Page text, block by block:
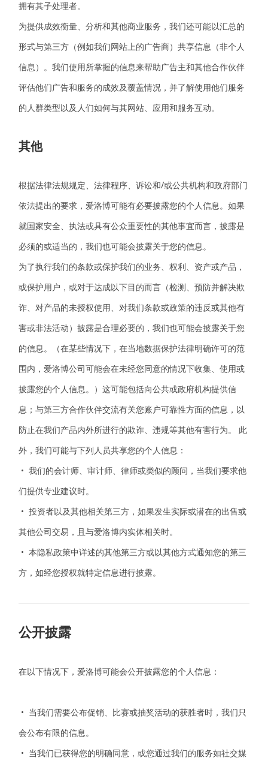
拥有其子处理者。
为提供成效衡量、分析和其他商业服务，我们还可能以汇总的
形式与第三方（例如我们网站上的广告商）共享信息（非个人
信息）。我们使用所掌握的信息来帮助广告主和其他合作伙伴
评估他们广告和服务的成效及覆盖情况，并了解使用他们服务
的人群类型以及人们如何与其网站、应用和服务互动。
其他
根据法律法规规定、法律程序、诉讼和/或公共机构和政府部门
依法提出的要求， 爱洛博可能有必要披露您的个人信息。如果
就国家安全、执法或具有公众重要性的其他事宜而言，披露是
必须的或适当的，我们也可能会披露关于您的信息。
为了执行我们的条款或保护我们的业务、权利、资产或产品，
或保护用户，或对于达成以下目的而言（检测、预防并解决欺
诈、对产品的未授权使用、对我们条款或政策的违反或其他有
害或非法活动）披露是合理必要的，我们也可能会披露关于您
的信息。（在某些情况下，在当地数据保护法律明确许可的范
围内， 爱洛博公司可能会在未经您同意的情况下收集、使用或
披露您的个人信息。）这可能包括向公共或政府机构提供信
息；与第三方合作伙伴交流有关您账户可靠性方面的信息，以
防止在我们产品内外所进行的欺诈、违规等其他有害行为。 此
外，我们可能与下列人员共享您的个人信息：
• 我们的会计师、审计师、律师或类似的顾问，当我们要求他
们提供专业建议时。
• 投资者以及其他相关第三方，如果发生实际或潜在的出售或
其他公司交易，且与爱洛博内实体相关时。
• 本隐私政策中详述的其他第三方或以其他方式通知您的第三
方，如经您授权就特定信息进行披露。
公开披露
在以下情况下， 爱洛博可能会公开披露您的个人信息：
• 当我们需要公布促销、比赛或抽奖活动的获胜者时，我们只
会公布有限的信息。
• 当我们已获得您的明确同意，或您通过我们的服务如社交媒